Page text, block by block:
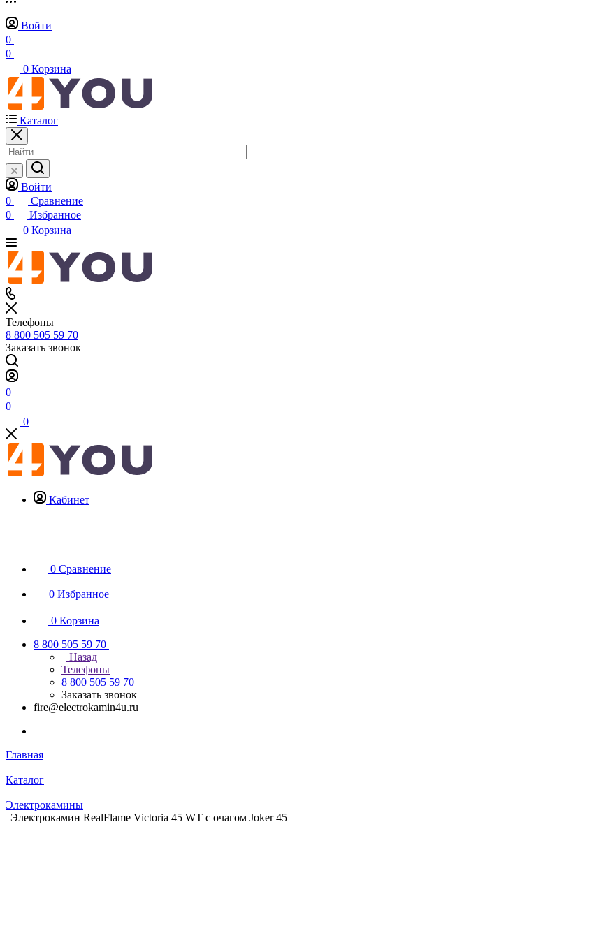
Войти
0
0
0 Корзина
Каталог
Войти
0
Сравнение
0
Избранное
0 Корзина
Телефоны
8 800 505 59 70
Заказать звонок
0
0
0
Кабинет
0 Сравнение
0 Избранное
0 Корзина
8 800 505 59 70
Назад
Телефоны
8 800 505 59 70
Заказать звонок
fire@electrokamin4u.ru
Главная
Каталог
Электрокамины
Электрокамин RealFlame Victoria 45 WT с очагом Joker 45